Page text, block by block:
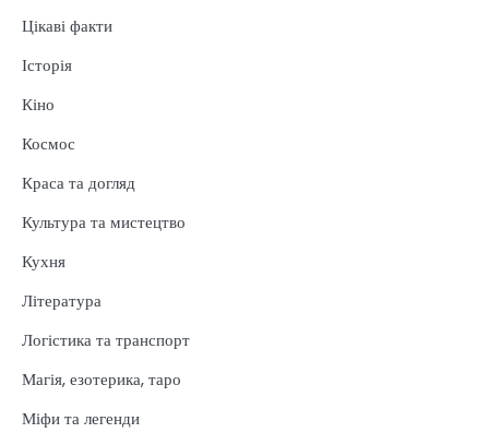
Цікаві факти
Історія
Кіно
Космос
Краса та догляд
Культура та мистецтво
Кухня
Література
Логістика та транспорт
Магія, езотерика, таро
Міфи та легенди